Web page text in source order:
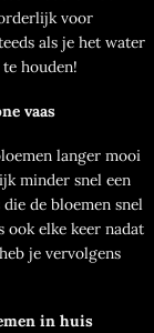
voor
als je het water
houden!
vaas
langer mooi
minder snel een
de bloemen snel
ook elke keer nadat
je vervolgens
in huis